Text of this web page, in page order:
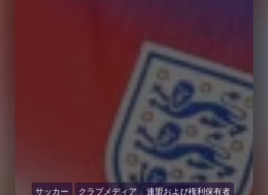
サッカー クラブメディア 連盟および権利保有者